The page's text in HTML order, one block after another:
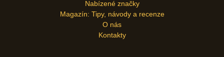
Nabízené značky
Magazín: Tipy, návody a recenze
O nás
Kontakty